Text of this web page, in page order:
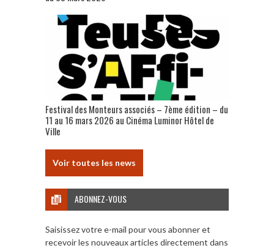
Festival des Monteurs associés – 7ème édition – du
11 au 16 mars 2026 au Cinéma Luminor Hôtel de
Ville
Voir toutes les news
ABONNEZ-VOUS
Saisissez votre e-mail pour vous abonner et
recevoir les nouveaux articles directement dans